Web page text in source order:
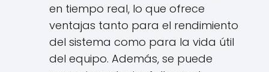
en tiempo real, lo que ofrece
ventajas tanto para el rendimiento
del sistema como para la vida útil
del equipo. Además, se puede